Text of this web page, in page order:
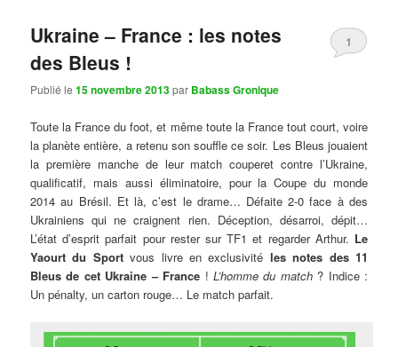
Ukraine – France : les notes
des Bleus !
Publié le15 novembre 2013par Babass Gronique
1
Toute la France du foot, et même toute la France tout court, voire
la planète entière, a retenu son souffle ce soir. Les Bleus jouaient
la première manche de leur match couperet contre l’Ukraine,
qualificatif, mais aussi éliminatoire, pour la Coupe du monde
2014 au Brésil. Et là, c’est le drame… Défaite 2-0 face à des
Ukrainiens qui ne craignent rien. Déception, désarroi, dépit…
L’état d’esprit parfait pour rester sur TF1 et regarder Arthur. Le
Yaourt du Sportvous livre en exclusivité les notes des 11
Bleus de cet Ukraine – France ! L’homme du match? Indice :
Un pénalty, un carton rouge… Le match parfait.